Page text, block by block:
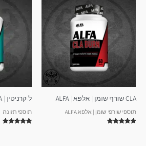
CLA שורף שומן | אלפא | ALFA
תוספי שורפי שומן | אלפא ALFA
ל-קרניטין | ALFA – אלפא
תוספי תזונה